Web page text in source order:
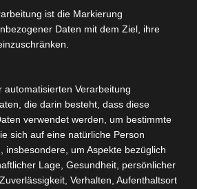
ist die Markierung
Daten mit dem Ziel, ihre
automatisierten Verarbeitung
die darin besteht, dass diese
verwendet werden, um bestimmte
sich auf eine natürliche Person
insbesondere, um Aspekte bezüglich
Lage, Gesundheit, persönlicher
Verhalten, Aufenthaltsort